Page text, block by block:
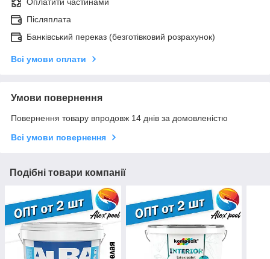
Післяплата
Банківський переказ (безготівковий розрахунок)
Всі умови оплати
Умови повернення
Повернення товару впродовж 14 днів за домовленістю
Всі умови повернення
Подібні товари компанії